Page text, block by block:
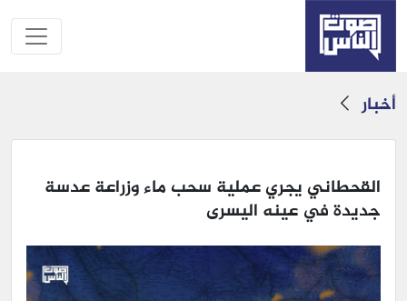
أخبار
القحطاني يجري عملية سحب ماء وزراعة عدسة
جديدة في عينه اليسرى